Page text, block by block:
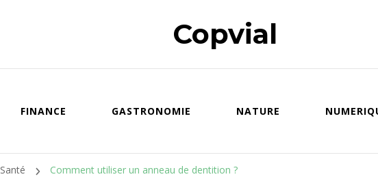
Copvial
FINANCE GASTRONOMIE NATURE
Santé Comment utiliser un anneau de dentition ?